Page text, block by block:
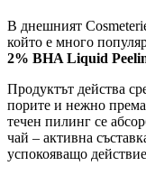
В днешният
който е много
2% BHA Liquid
Продуктът действа
порите и нежно
течен пилинг се
чай – активна
успокояващо